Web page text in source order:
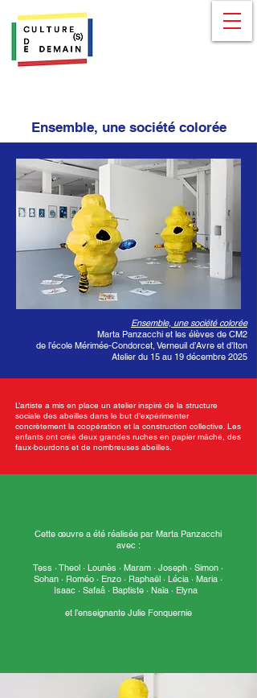
Ensemble, une société colorée
Ensemble, une société colorée
Marta Panzacchi et les élèves de CM2
de l’école Mérimée-Condorcet, Verneuil d’Avre et d’Iton
Atelier du 15 au 19 décembre 2025
L’artiste a mis en place un atelier inspiré de la structure
sociale des abeilles dans le but d’expérimenter
concrètement la coopération et la construction collective. Les
enfants ont créé deux grandes ruches en papier mâché, des
faux-bourdons et de nombreuses abeilles.
Cette œuvre a été réalisée par Marta Panzacchi
avec :
Tess · Theol · Lounès · Maram · Joseph · Simon ·
Sohan · Roméo · Enzo · Raphaël · Lécia · Maria ·
Isaac · Safaâ · Baptiste · Naïa · Elyna
et l’enseignante Julie Fonquernie